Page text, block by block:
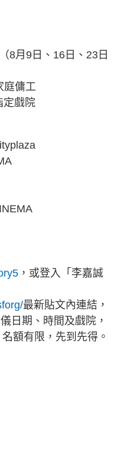
8月9日、16日、23日
庭傭工
定戲院
，或登入「李嘉誠
最新貼文內連結，
日期、時間及戲院，
額有限，先到先得。